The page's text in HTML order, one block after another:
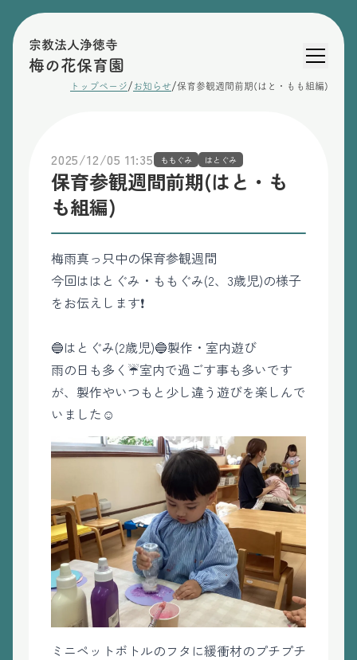
宗教法人浄徳寺
梅の花保育園
トップページ/ お知らせ/保育参観週間前期(はと・もも組編)
2025/12/05 11:35 ももぐみ はとぐみ
保育参観週間前期(はと・も
も組編)
梅雨真っ只中の保育参観週間
今回ははとぐみ・ももぐみ(2、3歳児)の様子
をお伝えします❗️
🔵はとぐみ(2歳児)🔵製作・室内遊び
雨の日も多く☔室内で過ごす事も多いです
が、製作やいつもと少し違う遊びを楽しんで
いました☺️
ミニペットボトルのフタに緩衝材のプチプチ